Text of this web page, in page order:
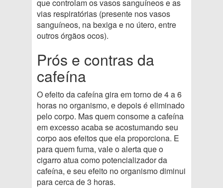
que controlam os vasos sanguíneos e as
vias respiratórias (presente nos vasos
sanguíneos, na bexiga e no útero, entre
outros órgãos ocos).
Prós e contras da
cafeína
O efeito da cafeína gira em torno de 4 a 6
horas no organismo, e depois é eliminado
pelo corpo. Mas quem consome a cafeína
em excesso acaba se acostumando seu
corpo aos efeitos que ela proporciona. E
para quem fuma, vale o alerta que o
cigarro atua como potencializador da
cafeína, e seu efeito no organismo diminui
para cerca de 3 horas.